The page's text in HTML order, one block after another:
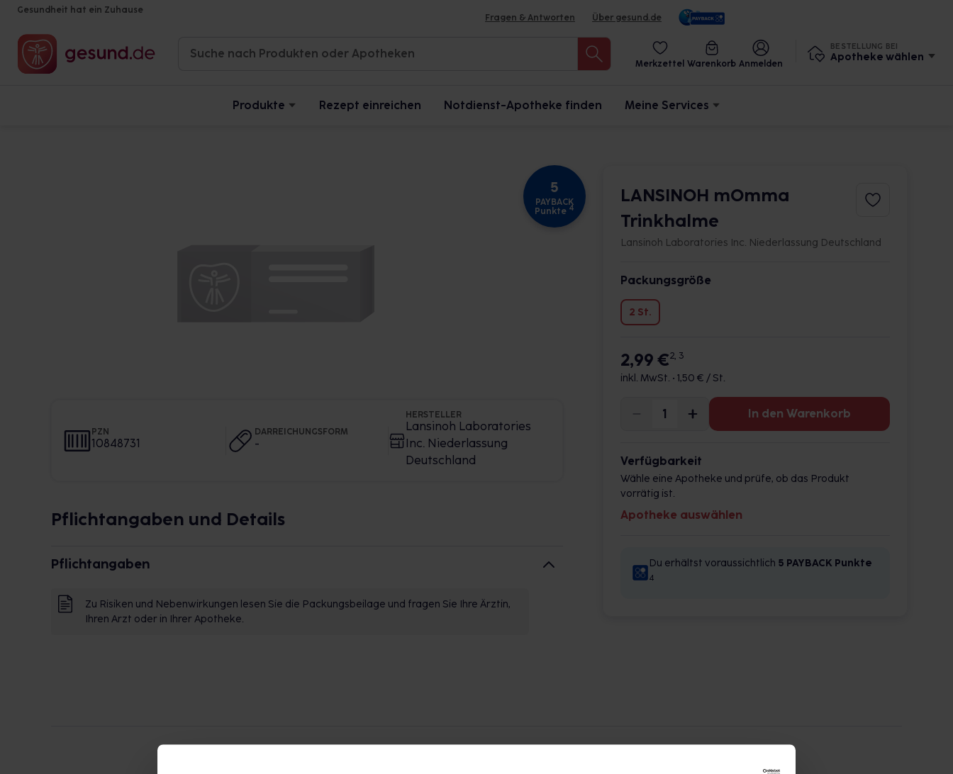
Gesundheit hat ein Zuhause
Fragen & Antworten Über gesund.de
Merkzettel Warenkorb Anmelden
BESTELLUNG BEI
Apotheke wählen
Produkte Rezept einreichen Notdienst-Apotheke finden Meine Services
5
PAYBACK
Punkte 4
PZN
10848731
DARREICHUNGSFORM
-
HERSTELLER
Lansinoh Laboratories
Inc. Niederlassung
Deutschland
Pflichtangaben und Details
Pflichtangaben
Zu Risiken und Nebenwirkungen lesen Sie die Packungsbeilage und fragen Sie Ihre Ärztin,
Ihren Arzt oder in Ihrer Apotheke.
LANSINOH mOmma
Trinkhalme
Lansinoh Laboratories Inc. Niederlassung Deutschland
Packungsgröße
2 St.
2,99 €2, 3
inkl. MwSt. • 1,50 € / St.
In den Warenkorb
Verfügbarkeit
Wähle eine Apotheke und prüfe, ob das Produkt
vorrätig ist.
Apotheke auswählen
Du erhältst voraussichtlich 5 PAYBACK Punkte
4